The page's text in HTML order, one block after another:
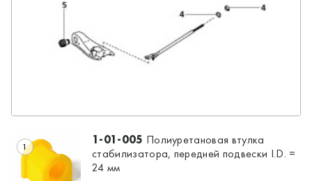
1 1-01-005 Полиуретановая втулка
стабилизатора, передней подвески I.D. =
24 мм